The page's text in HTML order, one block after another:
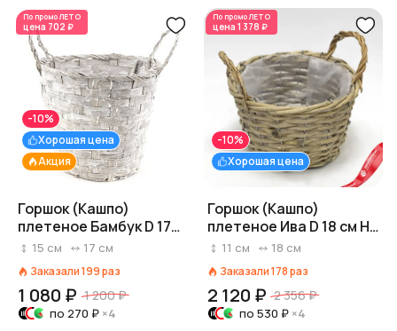
По промоЛЕТО
цена 702 ₽
Акция
Хорошая цена
-10%
Горшок (Кашпо)
плетеное Бамбук D 17
см H 15 см Серый
15 см 17 см
Заказали199раз
1 080 ₽ 1 200 ₽
по 270 ₽ ×4
По промоЛЕТО
цена 1 378 ₽
Хорошая цена
-10%
Горшок (Кашпо)
плетеное Ива D 18 см H
11 см Серый
11 см 18 см
Заказали178раз
2 120 ₽ 2 356 ₽
по 530 ₽ ×4